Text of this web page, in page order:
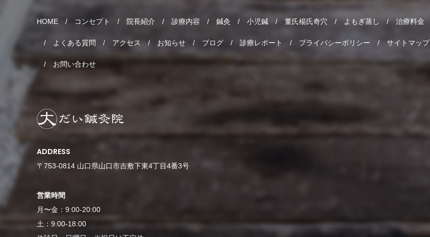
HOME コンセプト 院長紹介 診療内容 鍼灸 小児鍼 董氏楊氏奇穴 よもぎ蒸し 治療料金
よくある質問 アクセス お知らせ ブログ 診療レポート プライバシーポリシー サイトマップ
お問い合わせ
ADDRESS
〒753-0814 山口県山口市吉敷下東4丁目4番3号
営業時間
月〜金：9:00-20:00
土：9:00-18:00